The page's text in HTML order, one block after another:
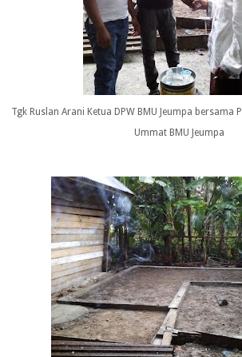
Tgk Ruslan Arani Ketua DPW BMU Jeumpa bersama
Ummat BMU Jeumpa